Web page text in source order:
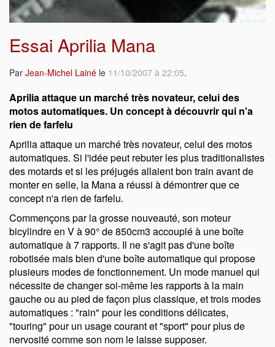
Essai Aprilia Mana
Par Jean-Michel Lainé le 11/10/2007 à 22:05.
Aprilia attaque un marché très novateur, celui des
motos automatiques. Un concept à découvrir qui n'a
rien de farfelu
Aprilia attaque un marché très novateur, celui des motos
automatiques. Si l'idée peut rebuter les plus traditionalistes
des motards et si les préjugés allaient bon train avant de
monter en selle, la Mana a réussi à démontrer que ce
concept n'a rien de farfelu.
Commençons par la grosse nouveauté, son moteur
bicylindre en V à 90° de 850cm3 accouplé à une boîte
automatique à 7 rapports. Il ne s'agit pas d'une boîte
robotisée mais bien d'une boîte automatique qui propose
plusieurs modes de fonctionnement. Un mode manuel qui
nécessite de changer soi-même les rapports à la main
gauche ou au pied de façon plus classique, et trois modes
automatiques : "rain" pour les conditions délicates,
touring pour un usage courant et sport pour plus de
nervosité comme son nom le laisse supposer.